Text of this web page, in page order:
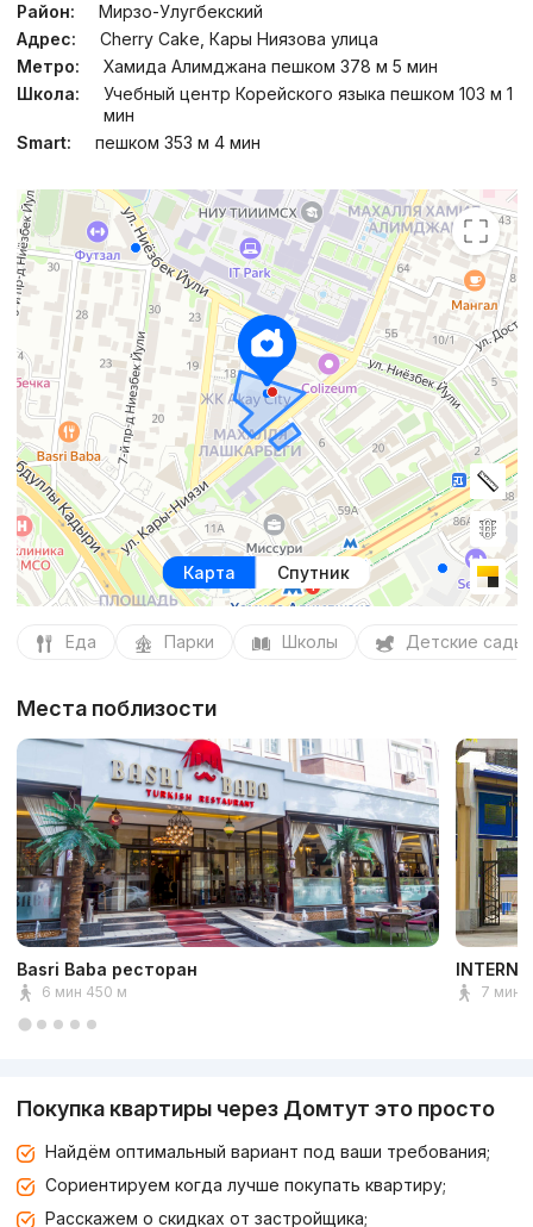
Район:
Мирзо-Улугбекский
Адрес:
Cherry Cake, Кары Ниязова улица
Метро:
Хамида Алимджана пешком 378 м 5 мин
Школа:
Учебный центр Корейского языка пешком 103 м 1
мин
Smart:
пешком 353 м 4 мин
Карта Спутник
Еда Парки Школы Детские сады
Места поблизости
Basri Baba ресторан
6 мин 450 м 7 мин
Покупка квартиры через Домтут это просто
Найдём оптимальный вариант под ваши требования;
Сориентируем когда лучше покупать квартиру;
Расскажем о скидках от застройщика;